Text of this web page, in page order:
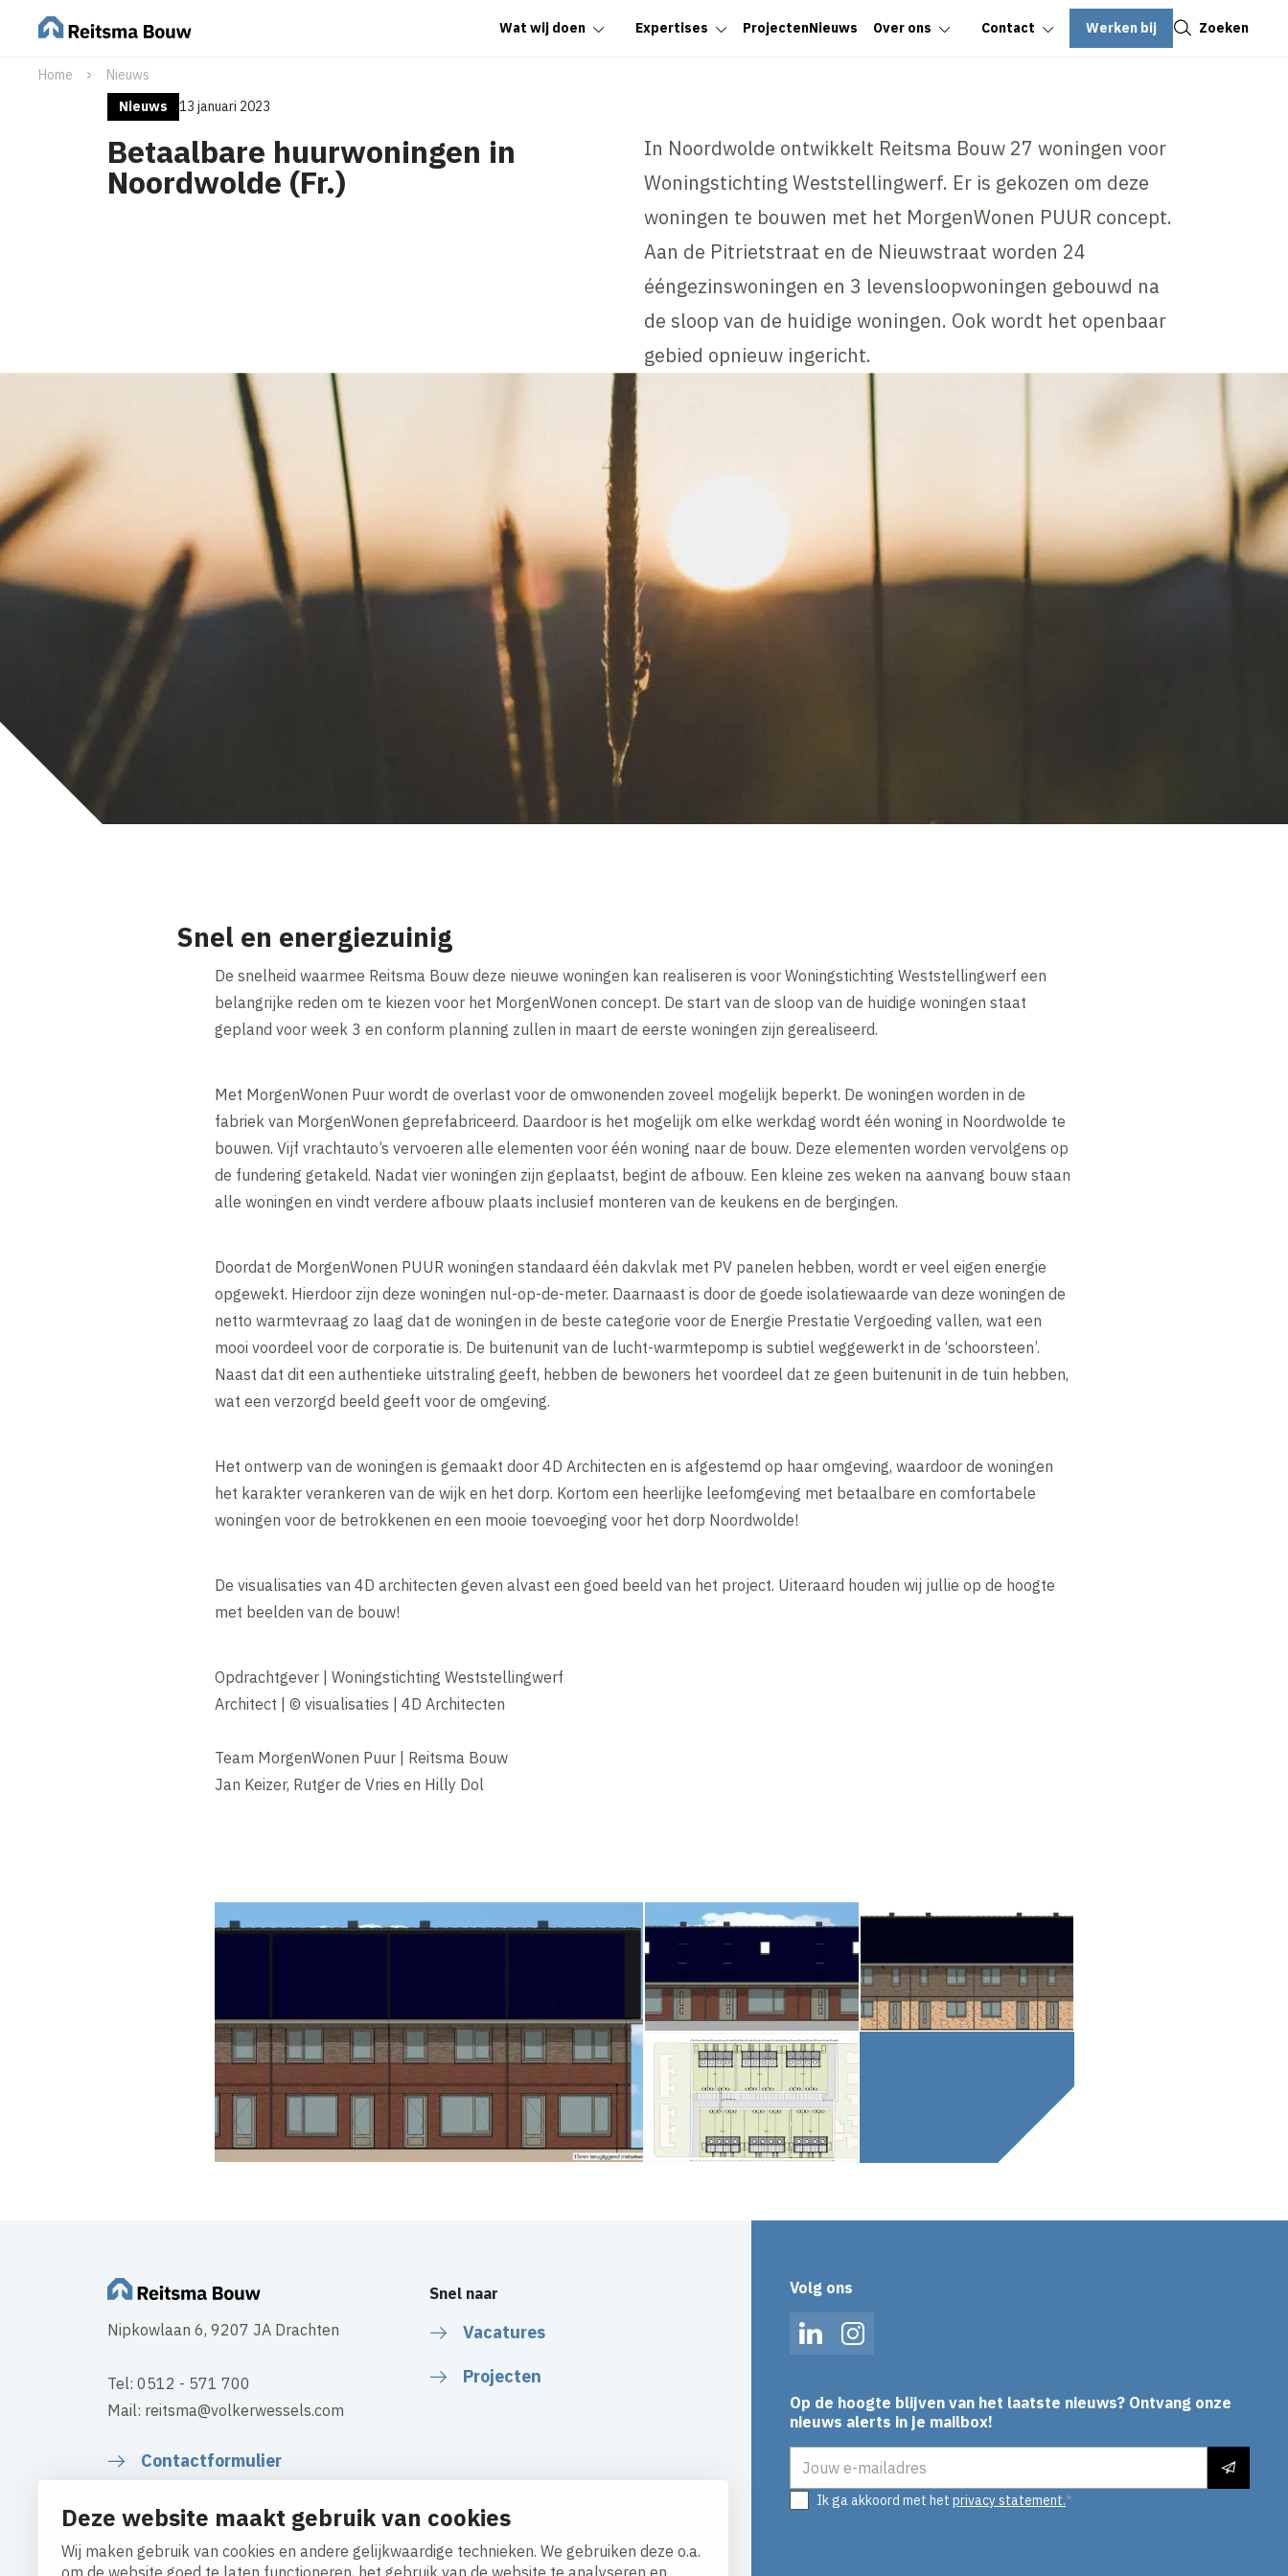
Deze website maakt gebruik van cookies
Wij maken gebruik van cookies en andere gelijkwaardige technieken. We gebruiken deze o.a.
om de website goed te laten functioneren, het gebruik van de website te analyseren en
Wat wij doen Expertises ProjectenNieuws Over ons Contact Werken bij Zoeken
Home
Nieuws
Nieuws
13 januari 2023
Betaalbare huurwoningen in
Noordwolde (Fr.)
In Noordwolde ontwikkelt Reitsma Bouw 27 woningen voor
Woningstichting Weststellingwerf. Er is gekozen om deze
woningen te bouwen met het MorgenWonen PUUR concept.
Aan de Pitrietstraat en de Nieuwstraat worden 24
ééngezinswoningen en 3 levensloopwoningen gebouwd na
de sloop van de huidige woningen. Ook wordt het openbaar
gebied opnieuw ingericht.
Snel en energiezuinig
De snelheid waarmee Reitsma Bouw deze nieuwe woningen kan realiseren is voor Woningstichting Weststellingwerf een
belangrijke reden om te kiezen voor het MorgenWonen concept. De start van de sloop van de huidige woningen staat
gepland voor week 3 en conform planning zullen in maart de eerste woningen zijn gerealiseerd.
Met MorgenWonen Puur wordt de overlast voor de omwonenden zoveel mogelijk beperkt. De woningen worden in de
fabriek van MorgenWonen geprefabriceerd. Daardoor is het mogelijk om elke werkdag wordt één woning in Noordwolde te
bouwen. Vijf vrachtauto’s vervoeren alle elementen voor één woning naar de bouw. Deze elementen worden vervolgens op
de fundering getakeld. Nadat vier woningen zijn geplaatst, begint de afbouw. Een kleine zes weken na aanvang bouw staan
alle woningen en vindt verdere afbouw plaats inclusief monteren van de keukens en de bergingen.
Doordat de MorgenWonen PUUR woningen standaard één dakvlak met PV panelen hebben, wordt er veel eigen energie
opgewekt. Hierdoor zijn deze woningen nul-op-de-meter. Daarnaast is door de goede isolatiewaarde van deze woningen de
netto warmtevraag zo laag dat de woningen in de beste categorie voor de Energie Prestatie Vergoeding vallen, wat een
mooi voordeel voor de corporatie is. De buitenunit van de lucht-warmtepomp is subtiel weggewerkt in de ‘schoorsteen’.
Naast dat dit een authentieke uitstraling geeft, hebben de bewoners het voordeel dat ze geen buitenunit in de tuin hebben,
wat een verzorgd beeld geeft voor de omgeving.
Het ontwerp van de woningen is gemaakt door 4D Architecten en is afgestemd op haar omgeving, waardoor de woningen
het karakter verankeren van de wijk en het dorp. Kortom een heerlijke leefomgeving met betaalbare en comfortabele
woningen voor de betrokkenen en een mooie toevoeging voor het dorp Noordwolde!
De visualisaties van 4D architecten geven alvast een goed beeld van het project. Uiteraard houden wij jullie op de hoogte
met beelden van de bouw!
Opdrachtgever | Woningstichting Weststellingwerf
Architect | © visualisaties | 4D Architecten
Team MorgenWonen Puur | Reitsma Bouw
Jan Keizer, Rutger de Vries en Hilly Dol
Nipkowlaan 6, 9207 JA Drachten
Tel: 0512 - 571 700
Mail: reitsma@volkerwessels.com
Contactformulier
Snel naar
Vacatures
Projecten
Volg ons
LinkedInInstagram
Op de hoogte blijven van het laatste nieuws? Ontvang onze
nieuws alerts in je mailbox!
Ik ga akkoord met het privacy statement.
Sluiten